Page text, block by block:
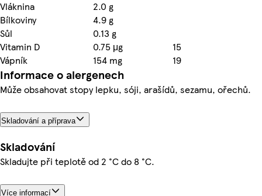
Vláknina
2.0 g
Bílkoviny
4.9 g
Sůl
0.13 g
Vitamin D
0.75 μg
15
Vápník
154 mg 19
Informace o alergenech
Může obsahovat stopy lepku, sóji, arašídů, sezamu, ořechů.
Skladování a příprava
Skladování
Skladujte při teplotě od 2 °C do 8 °C.
Více informací